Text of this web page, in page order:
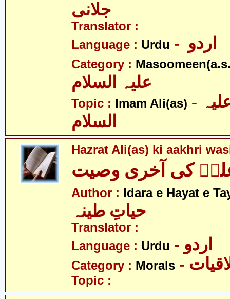
جلانی
Translator :
Language : Urdu
Category :
Topic : Imam Ali(as) - امام علی علیہ
السلام
Hazrat Ali(as) ki aakhri
کی آخری وصیت
Author : Idara e Hayat e
حیاتِ طینہ
Translator :
Language : Urdu - اردو
Category : Morals
Topic :